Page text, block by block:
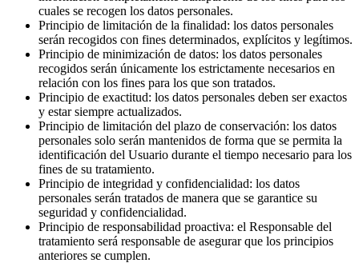
cuales se recogen los datos personales.
Principio de limitación de la finalidad: los datos personales
serán recogidos con fines determinados, explícitos y legítimos.
Principio de minimización de datos: los datos personales
recogidos serán únicamente los estrictamente necesarios en
relación con los fines para los que son tratados.
Principio de exactitud: los datos personales deben ser exactos
y estar siempre actualizados.
Principio de limitación del plazo de conservación: los datos
personales solo serán mantenidos de forma que se permita la
identificación del Usuario durante el tiempo necesario para los
fines de su tratamiento.
Principio de integridad y confidencialidad: los datos
personales serán tratados de manera que se garantice su
seguridad y confidencialidad.
Principio de responsabilidad proactiva: el Responsable del
tratamiento será responsable de asegurar que los principios
anteriores se cumplen.